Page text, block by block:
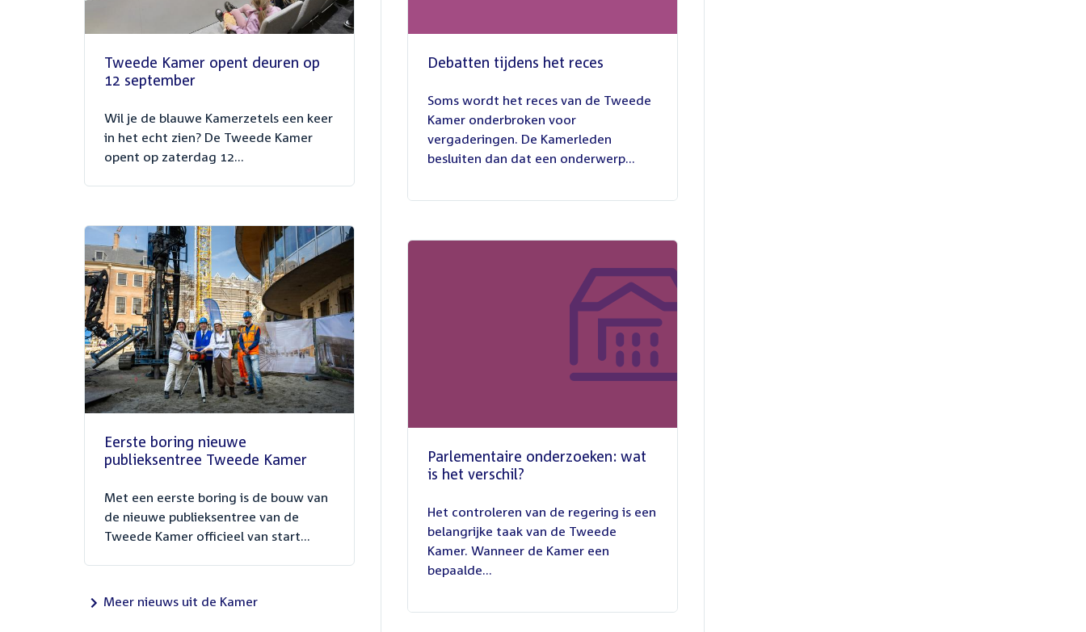
Tweede Kamer opent deuren op
12 september
Wil je de blauwe Kamerzetels een keer
in het echt zien? De Tweede Kamer
opent op zaterdag 12...
Eerste boring nieuwe
publieksentree Tweede Kamer
Met een eerste boring is de bouw van
de nieuwe publieksentree van de
Tweede Kamer officieel van start...
Meer nieuws uit de Kamer
Debatten tijdens het reces
juli
2026
Soms wordt het reces van de Tweede
Kamer onderbroken voor
vergaderingen. De Kamerleden
besluiten dan dat een onderwerp...
Parlementaire onderzoeken: wat
is het verschil?
juli
2026
Het controleren van de regering is een
belangrijke taak van de Tweede
Kamer. Wanneer de Kamer een
bepaalde...